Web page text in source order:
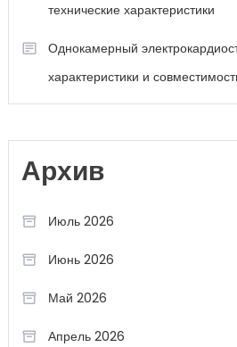
технические характеристики
Однокамерный
характеристики и
Архив
Июль 2026
Июнь 2026
Май 2026
Апрель 2026